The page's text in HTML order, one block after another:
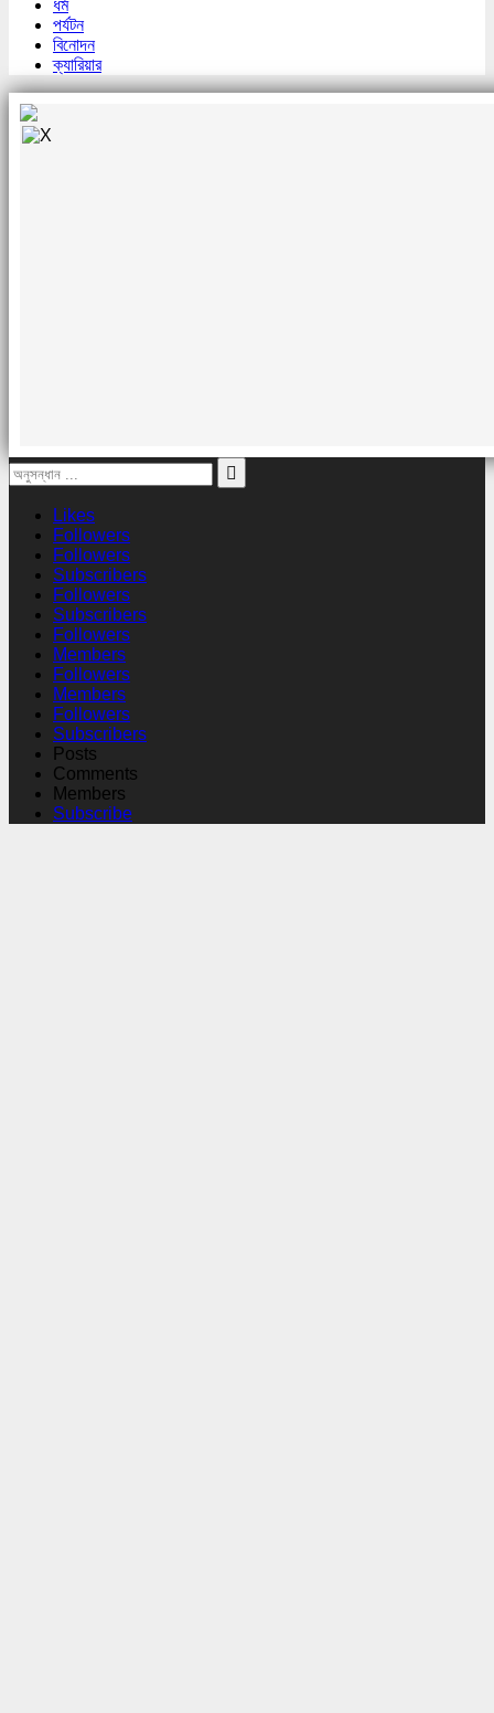
ধর্ম
পর্যটন
বিনোদন
ক্যারিয়ার
Likes
Followers
Followers
Subscribers
Followers
Subscribers
Followers
Members
Followers
Members
Followers
Subscribers
Posts
Comments
Members
Subscribe